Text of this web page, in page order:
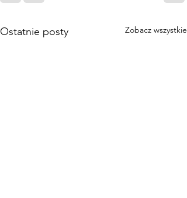
Ostatnie posty Zobacz wszystkie